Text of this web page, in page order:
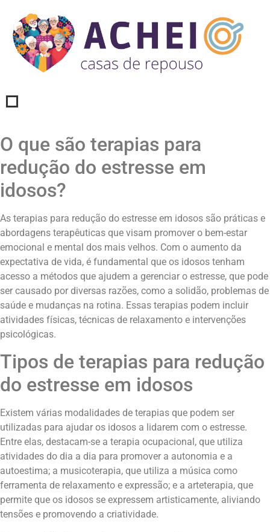
O que são terapias para
redução do estresse em
idosos?
As terapias para redução do estresse em idosos são práticas e
abordagens terapêuticas que visam promover o bem-estar
emocional e mental dos mais velhos. Com o aumento da
expectativa de vida, é fundamental que os idosos tenham
acesso a métodos que ajudem a gerenciar o estresse, que pode
ser causado por diversas razões, como a solidão, problemas de
saúde e mudanças na rotina. Essas terapias podem incluir
atividades físicas, técnicas de relaxamento e intervenções
psicológicas.
Tipos de terapias para redução
do estresse em idosos
Existem várias modalidades de terapias que podem ser
utilizadas para ajudar os idosos a lidarem com o estresse.
Entre elas, destacam-se a terapia ocupacional, que utiliza
atividades do dia a dia para promover a autonomia e a
autoestima; a musicoterapia, que utiliza a música como
ferramenta de relaxamento e expressão; e a arteterapia, que
permite que os idosos se expressem artisticamente, aliviando
tensões e promovendo a criatividade.